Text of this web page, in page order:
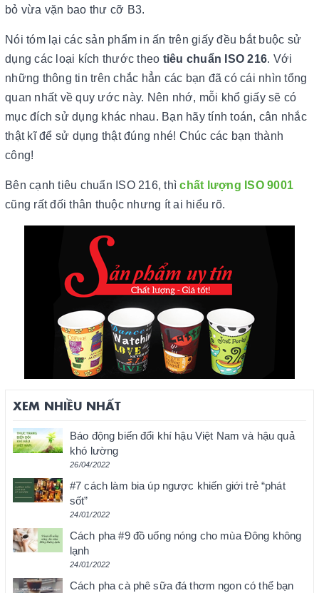
bỏ vừa vặn bao thư cỡ B3.
Nói tóm lại các sản phẩm in ấn trên giấy đều bắt buộc sử
dụng các loại kích thước theo tiêu chuẩn ISO 216. Với
những thông tin trên chắc hẳn các bạn đã có cái nhìn tổng
quan nhất về quy ước này. Nên nhớ, mỗi khổ giấy sẽ có
mục đích sử dụng khác nhau. Bạn hãy tính toán, cân nhắc
thật kĩ để sử dụng thật đúng nhé! Chúc các bạn thành
công!
Bên cạnh tiêu chuẩn ISO 216, thìchất lượng ISO 9001
cũng rất đối thân thuộc nhưng ít ai hiểu rõ.
XEM NHIỀU NHẤT
Báo động biến đổi khí hậu Việt Nam và hậu quả
khó lường
26/04/2022
#7 cách làm bia úp ngược khiến giới trẻ “phát
sốt”
24/01/2022
Cách pha #9 đồ uống nóng cho mùa Đông không
lạnh
24/01/2022
Cách pha cà phê sữa đá thơm ngon có thể bạn